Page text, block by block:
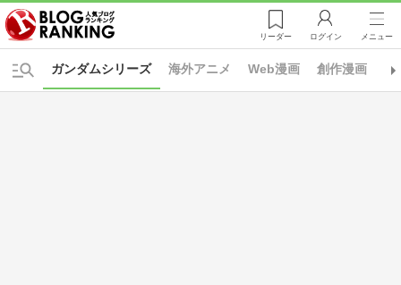
リーダー ログイン メニュー
海外アニメ Web漫画 創作漫画 1
ガンダムシリーズ